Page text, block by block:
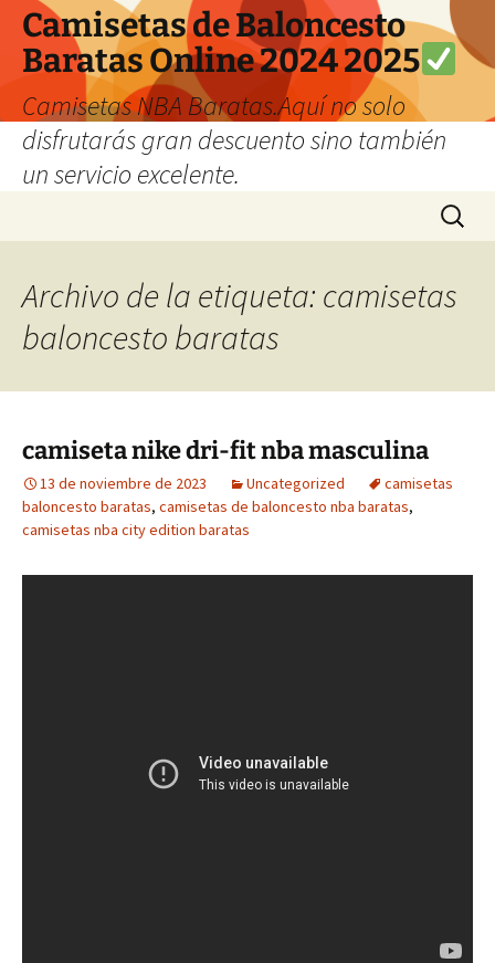
Camisetas de Baloncesto
Baratas Online 2024 2025
Camisetas NBA Baratas.Aquí no solo
disfrutarás gran descuento sino también
un servicio excelente.
Buscar:
Archivo de la etiqueta: camisetas
baloncesto baratas
camiseta nike dri-fit nba masculina
13 de noviembre de 2023 Uncategorized
camisetas
baloncesto baratas, camisetas de baloncesto nba baratas,
camisetas nba city edition baratas